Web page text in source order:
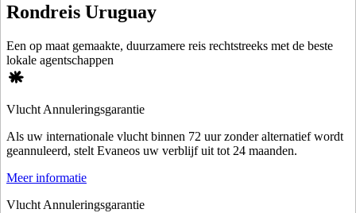
Rondreis Uruguay
Een op maat gemaakte, duurzamere reis rechtstreeks met de beste
lokale agentschappen
Vlucht Annuleringsgarantie
Als uw internationale vlucht binnen 72 uur zonder alternatief wordt
geannuleerd, stelt Evaneos uw verblijf uit tot 24 maanden.
Meer informatie
Vlucht Annuleringsgarantie